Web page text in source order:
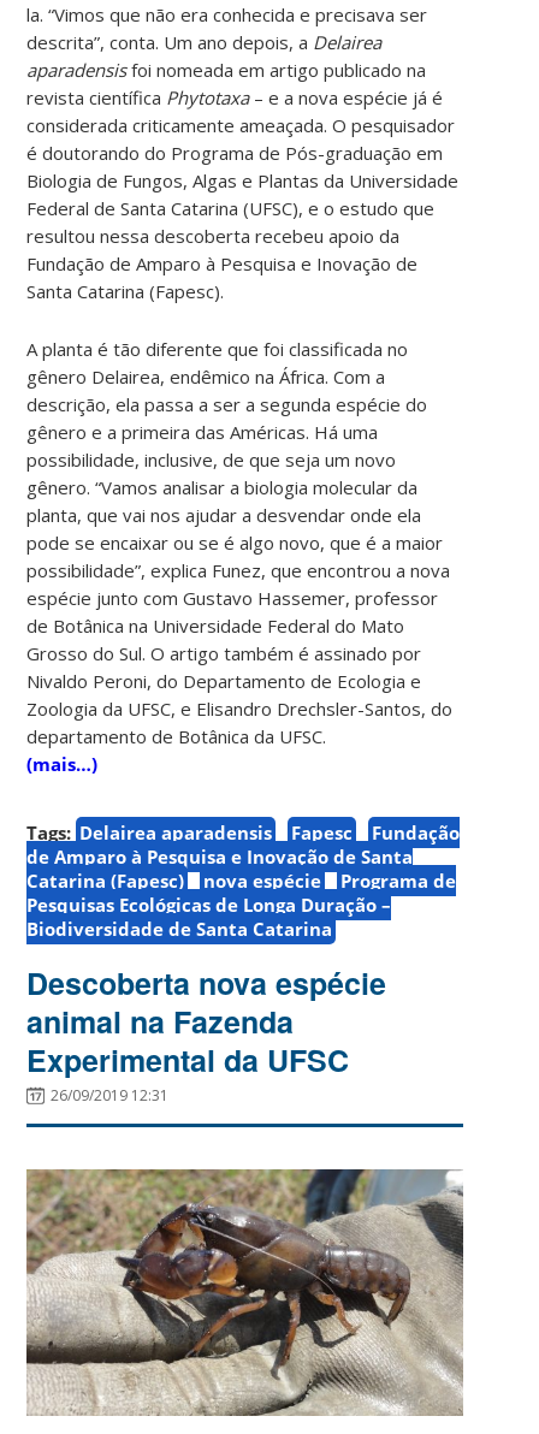
la. “Vimos que não era conhecida e precisava ser
descrita”, conta. Um ano depois, a Delairea
aparadensisfoi nomeada em artigo publicado na
revista científica Phytotaxa– e a nova espécie já é
considerada criticamente ameaçada. O pesquisador
é doutorando do Programa de Pós-graduação em
Biologia de Fungos, Algas e Plantas da Universidade
Federal de Santa Catarina (UFSC), e o estudo que
resultou nessa descoberta recebeu apoio da
Fundação de Amparo à Pesquisa e Inovação de
Santa Catarina (Fapesc).
A planta é tão diferente que foi classificada no
gênero Delairea, endêmico na África. Com a
descrição, ela passa a ser a segunda espécie do
gênero e a primeira das Américas. Há uma
possibilidade, inclusive, de que seja um novo
gênero. “Vamos analisar a biologia molecular da
planta, que vai nos ajudar a desvendar onde ela
pode se encaixar ou se é algo novo, que é a maior
possibilidade”, explica Funez, que encontrou a nova
espécie junto com Gustavo Hassemer, professor
de Botânica na Universidade Federal do Mato
Grosso do Sul. O artigo também é assinado por
Nivaldo Peroni, do Departamento de Ecologia e
Zoologia da UFSC, e Elisandro Drechsler-Santos, do
departamento de Botânica da UFSC.
(mais…)
Tags: Delairea aparadensis Fapesc
Fundação
de Amparo à Pesquisa e Inovação de Santa
Catarina (Fapesc)
nova espécie
Programa de
Pesquisas Ecológicas de Longa Duração –
Biodiversidade de Santa Catarina
Descoberta nova espécie
animal na Fazenda
Experimental da UFSC
26/09/2019 12:31